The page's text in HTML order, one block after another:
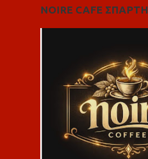
NOIRE CAFE ΣΠΑΡΤΗ